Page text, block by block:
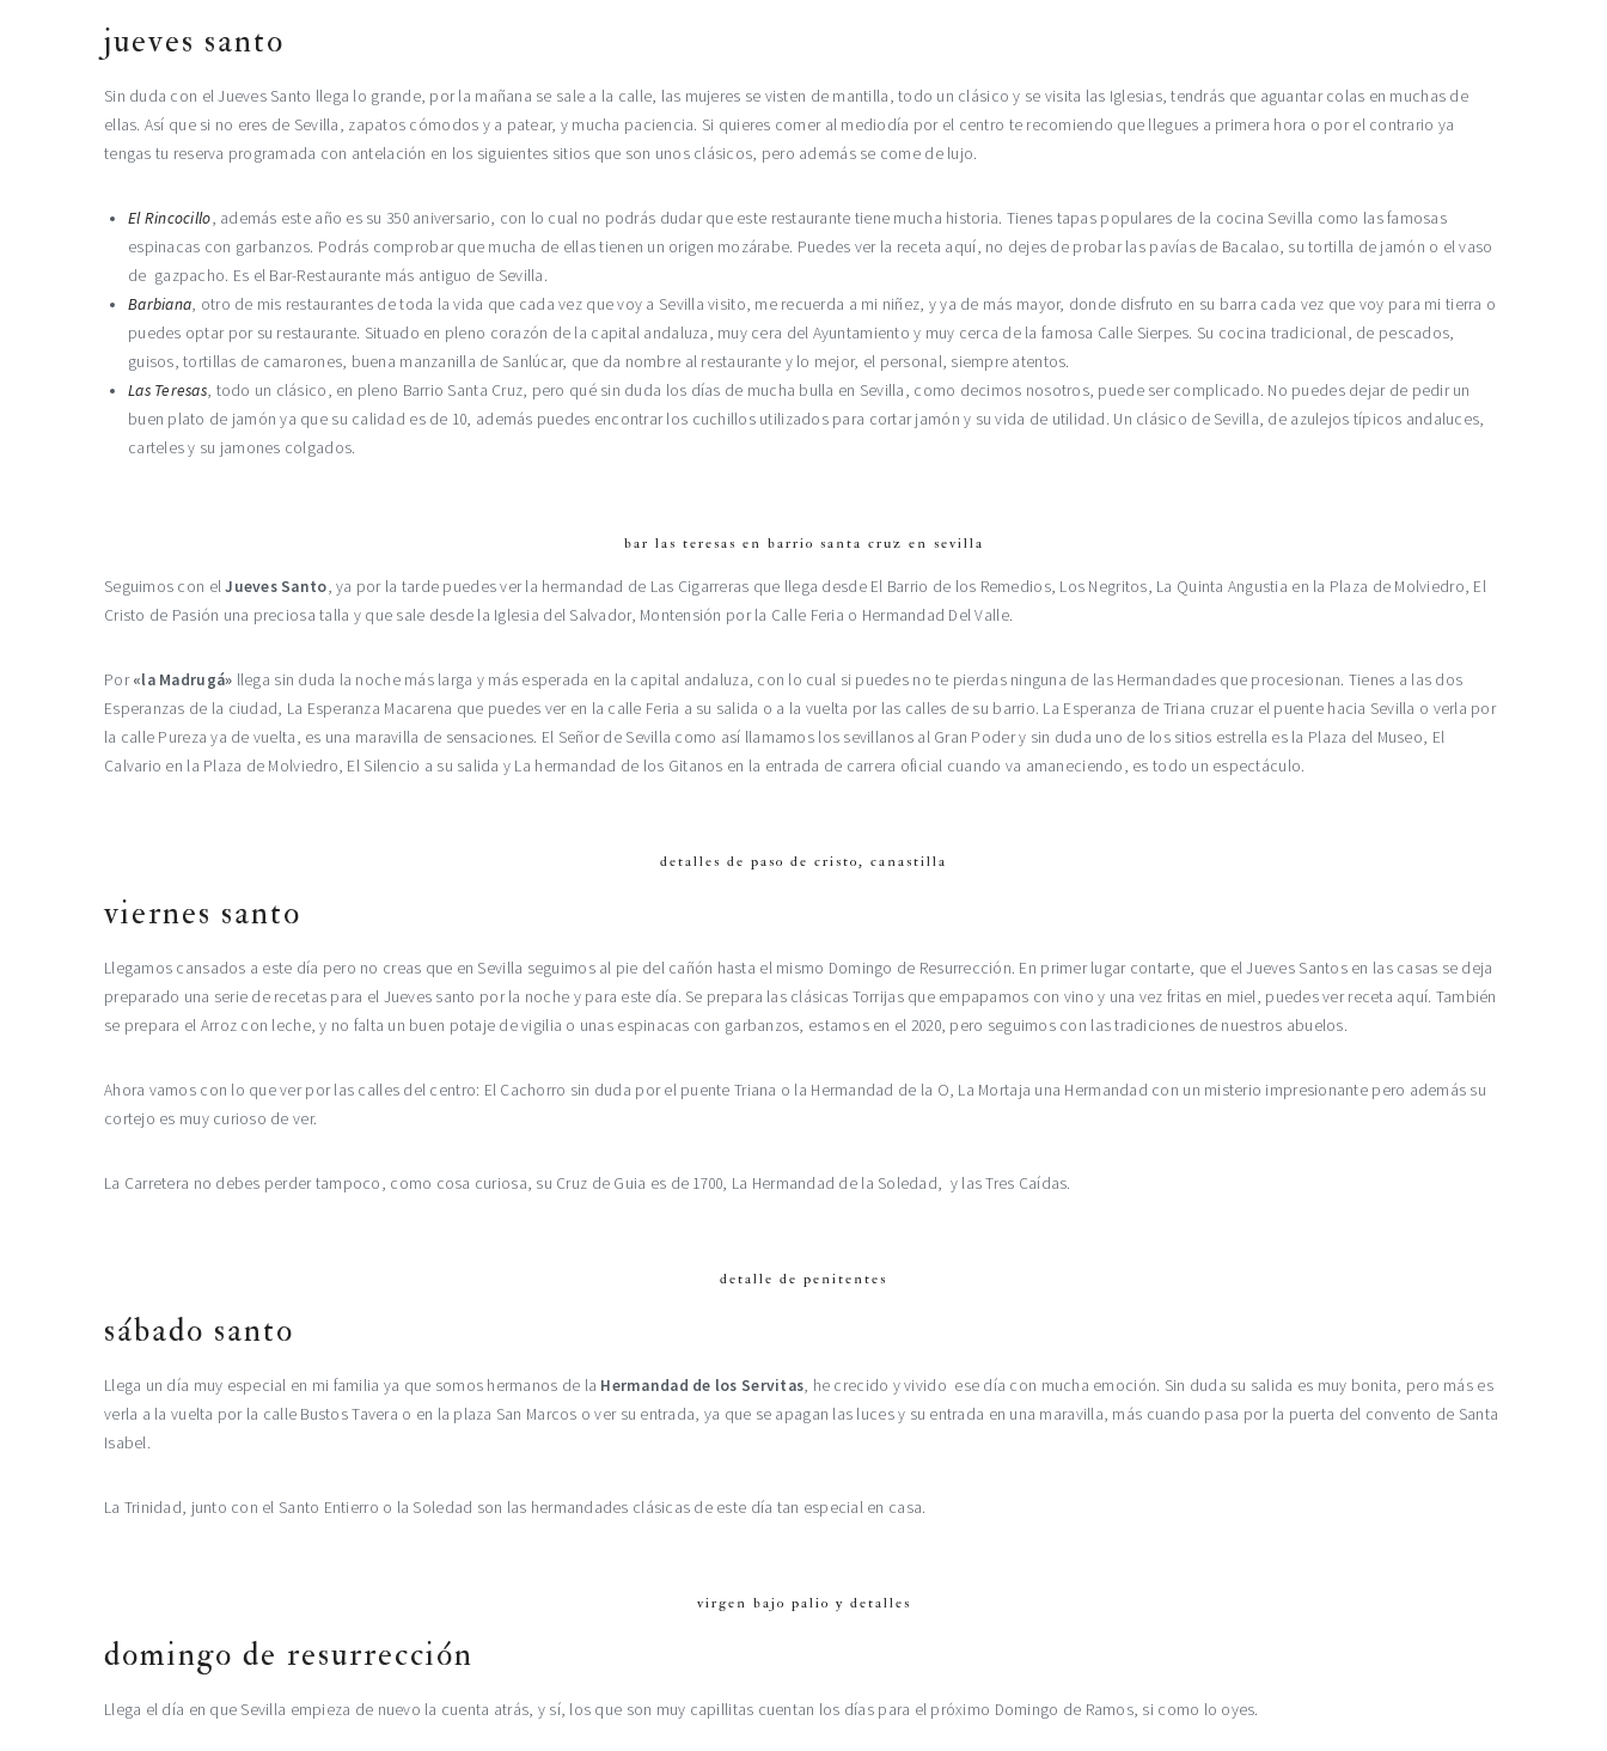
jueves santo
Sin duda con el Jueves Santo llega lo grande, por la mañana se sale a la calle, las mujeres se visten de mantilla, todo un clásico y se visita las Iglesias, tendrás que aguantar colas en muchas de
ellas. Así que si no eres de Sevilla, zapatos cómodos y a patear, y mucha paciencia. Si quieres comer al mediodía por el centro te recomiendo que llegues a primera hora o por el contrario ya
tengas tu reserva programada con antelación en los siguientes sitios que son unos clásicos, pero además se come de lujo.
El Rincocillo, además este año es su 350 aniversario, con lo cual no podrás dudar que este restaurante tiene mucha historia. Tienes tapas populares de la cocina Sevilla como las famosas
espinacas con garbanzos. Podrás comprobar que mucha de ellas tienen un origen mozárabe. Puedes ver la receta aquí, no dejes de probar las pavías de Bacalao, su tortilla de jamón o el vaso
de gazpacho. Es el Bar-Restaurante más antiguo de Sevilla.
Barbiana, otro de mis restaurantes de toda la vida que cada vez que voy a Sevilla visito, me recuerda a mi niñez, y ya de más mayor, donde disfruto en su barra cada vez que voy para mi tierra o
puedes optar por su restaurante. Situado en pleno corazón de la capital andaluza, muy cera del Ayuntamiento y muy cerca de la famosa Calle Sierpes. Su cocina tradicional, de pescados,
guisos, tortillas de camarones, buena manzanilla de Sanlúcar, que da nombre al restaurante y lo mejor, el personal, siempre atentos.
Las Teresas, todo un clásico, en pleno Barrio Santa Cruz, pero qué sin duda los días de mucha bulla en Sevilla, como decimos nosotros, puede ser complicado. No puedes dejar de pedir un
buen plato de jamón ya que su calidad es de 10, además puedes encontrar los cuchillos utilizados para cortar jamón y su vida de utilidad. Un clásico de Sevilla, de azulejos típicos andaluces,
carteles y su jamones colgados.
bar las teresas en barrio santa cruz en sevilla
Seguimos con elJueves Santo, ya por la tarde puedes ver la hermandad de Las Cigarreras que llega desde El Barrio de los Remedios, Los Negritos, La Quinta Angustia en la Plaza de Molviedro, El
Cristo de Pasión una preciosa talla y que sale desde la Iglesia del Salvador, Montensión por la Calle Feria o Hermandad Del Valle.
Por«la Madrugá» llega sin duda la noche más larga y más esperada en la capital andaluza, con lo cual si puedes no te pierdas ninguna de las Hermandades que procesionan. Tienes a las dos
Esperanzas de la ciudad, La Esperanza Macarena que puedes ver en la calle Feria a su salida o a la vuelta por las calles de su barrio. La Esperanza de Triana cruzar el puente hacia Sevilla o verla por
la calle Pureza ya de vuelta, es una maravilla de sensaciones. El Señor de Sevilla como así llamamos los sevillanos al Gran Poder y sin duda uno de los sitios estrella es la Plaza del Museo, El
Calvario en la Plaza de Molviedro, El Silencio a su salida y La hermandad de los Gitanos en la entrada de carrera oficial cuando va amaneciendo, es todo un espectáculo.
detalles de paso de cristo, canastilla
viernes santo
Llegamos cansados a este día pero no creas que en Sevilla seguimos al pie del cañón hasta el mismo Domingo de Resurrección. En primer lugar contarte, que el Jueves Santos en las casas se deja
preparado una serie de recetas para el Jueves santo por la noche y para este día. Se prepara las clásicas Torrijas que empapamos con vino y una vez fritas en miel, puedes ver receta aquí. También
se prepara el Arroz con leche, y no falta un buen potaje de vigilia o unas espinacas con garbanzos, estamos en el 2020, pero seguimos con las tradiciones de nuestros abuelos.
Ahora vamos con lo que ver por las calles del centro: El Cachorro sin duda por el puente Triana o la Hermandad de la O, La Mortaja una Hermandad con un misterio impresionante pero además su
cortejo es muy curioso de ver.
La Carretera no debes perder tampoco, como cosa curiosa, su Cruz de Guia es de 1700, La Hermandad de la Soledad, y las Tres Caídas.
detalle de penitentes
sábado santo
Llega un día muy especial en mi familia ya que somos hermanos de la Hermandad de los Servitas, he crecido y vivido ese día con mucha emoción. Sin duda su salida es muy bonita, pero más es
verla a la vuelta por la calle Bustos Tavera o en la plaza San Marcos o ver su entrada, ya que se apagan las luces y su entrada en una maravilla, más cuando pasa por la puerta del convento de Santa
Isabel.
La Trinidad, junto con el Santo Entierro o la Soledad son las hermandades clásicas de este día tan especial en casa.
virgen bajo palio y detalles
domingo de resurrección
Llega el día en que Sevilla empieza de nuevo la cuenta atrás, y sí, los que son muy capillitas cuentan los días para el próximo Domingo de Ramos, si como lo oyes.